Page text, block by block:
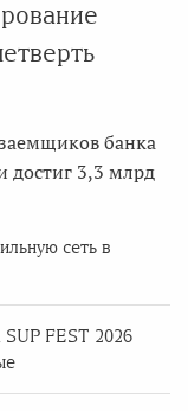
банка
достиг 3,3 млрд
сеть в
FEST 2026